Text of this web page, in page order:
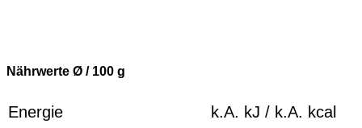
Nährwerte Ø / 100 g
Energie k.A. kJ / k.A. kcal